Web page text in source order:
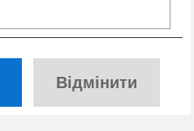
Відмінити